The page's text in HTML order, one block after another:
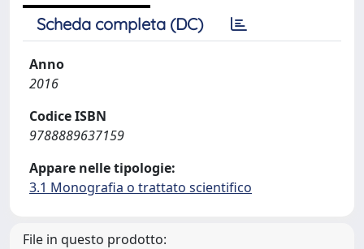
Scheda completa (DC)
Anno
2016
Codice ISBN
9788889637159
Appare nelle tipologie:
3.1 Monografia o trattato scientifico
File in questo prodotto: